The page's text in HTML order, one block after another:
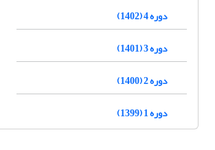
دوره 4 (1402)
دوره 3 (1401)
دوره 2 (1400)
دوره 1 (1399)